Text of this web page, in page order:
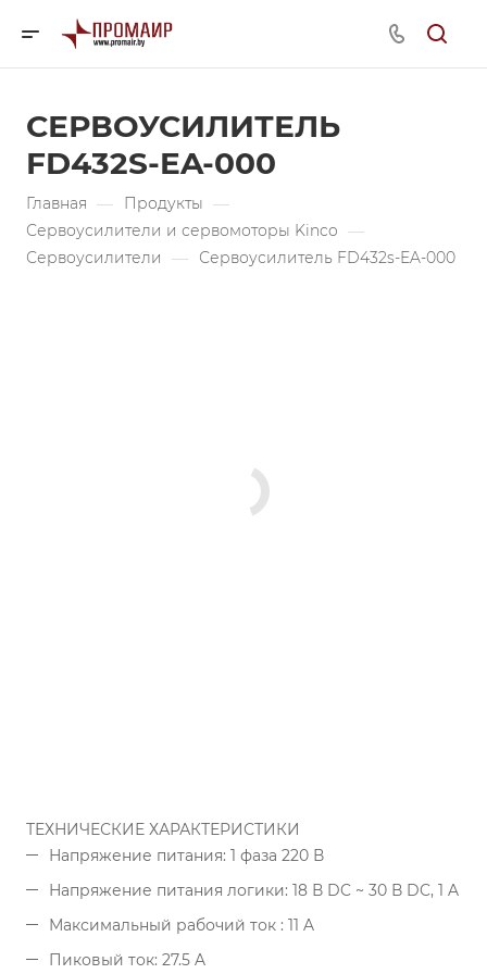
СЕРВОУСИЛИТЕЛЬ
FD432S-EA-000
Главная — Продукты —
Сервоусилители и сервомоторы Kinco —
Сервоусилители — Сервоусилитель FD432s-EA-000
ТЕХНИЧЕСКИЕ ХАРАКТЕРИСТИКИ
Напряжение питания: 1 фаза 220 В
Напряжение питания логики: 18 В DC ~ 30 В DC, 1 A
Максимальный рабочий ток : 11 A
Пиковый ток: 27.5 A